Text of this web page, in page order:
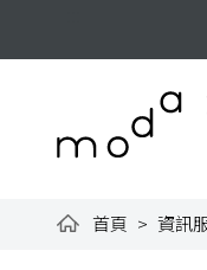
數位
首頁 資訊